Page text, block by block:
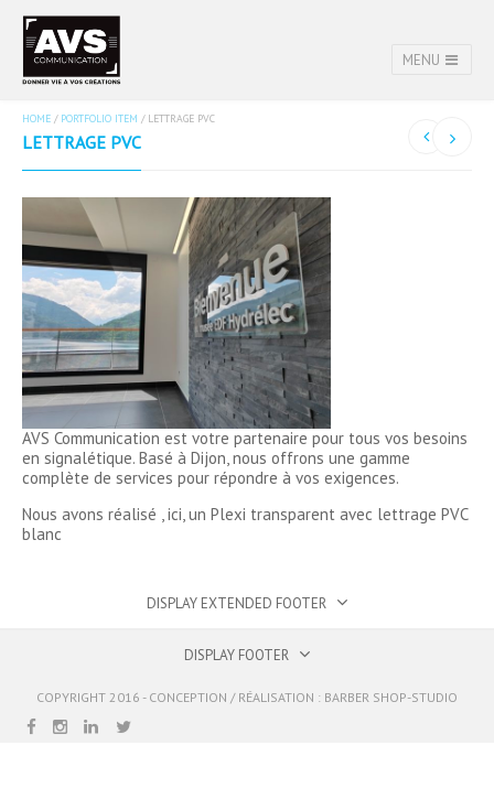
MENU
HOME / PORTFOLIO ITEM / LETTRAGE PVC
LETTRAGE PVC
AVS Communication est votre partenaire pour tous vos besoins
en signalétique. Basé à Dijon, nous offrons une gamme
complète de services pour répondre à vos exigences.
Nous avons réalisé , ici, un Plexi transparent avec lettrage PVC
blanc
DISPLAY EXTENDED FOOTER
DISPLAY FOOTER
COPYRIGHT 2016 - CONCEPTION / RÉALISATION : BARBER SHOP-STUDIO